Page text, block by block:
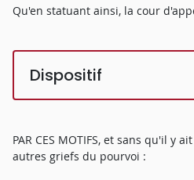
Qu'en statuant ainsi, la cour
Dispositif
PAR CES MOTIFS, et sans qu'il y
autres griefs du pourvoi :